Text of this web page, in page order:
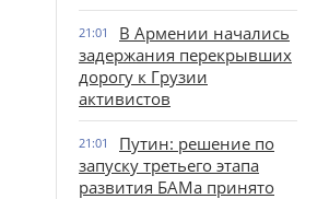
21:01
В Армении начались
задержания перекрывших
дорогу к Грузии
активистов
21:01
Путин: решение по
запуску третьего этапа
развития БАМа принято